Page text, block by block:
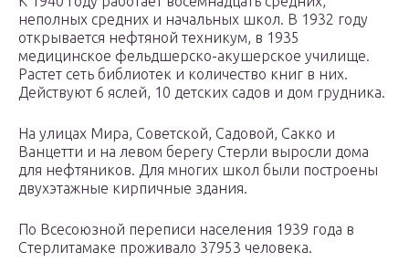
неполных средних и начальных школ. В 1932 году
открывается нефтяной техникум, в 1935
медицинское фельдшерско-акушерское училище.
Растет сеть библиотек и количество книг в них.
Действуют 6 яслей, 10 детских садов и дом грудника.
На улицах Мира, Советской, Садовой, Сакко и
Ванцетти и на левом берегу Стерли выросли дома
для нефтяников. Для многих школ были построены
двухэтажные кирпичные здания.
По Всесоюзной переписи населения 1939 года в
Стерлитамаке проживало 37953 человека.